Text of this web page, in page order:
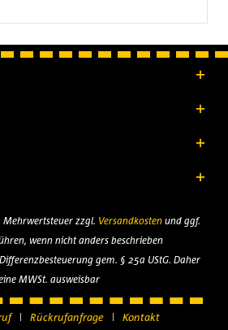
Mehrwertsteuer zzgl. Versandkostenund ggf.
wenn nicht anders beschrieben
gem. § 25a UStG. Daher
MWSt. ausweisbar
Rückrufanfrage Kontakt